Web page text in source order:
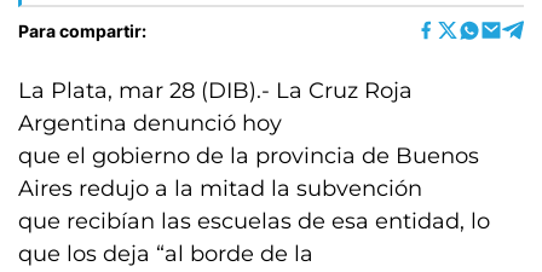
Para compartir:
La Plata, mar 28 (DIB).- La Cruz Roja
Argentina denunció hoy
que el gobierno de la provincia de Buenos
Aires redujo a la mitad la subvención
que recibían las escuelas de esa entidad, lo
que los deja “al borde de la